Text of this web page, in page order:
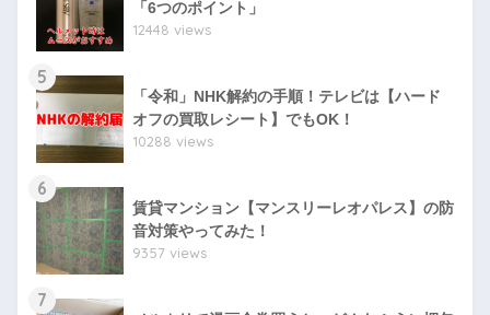
「6つのポイント」
12448 views
5
「令和」NHK解約の手順！テレビは【ハード
オフの買取レシート】でもOK！
10288 views
6
賃貸マンション【マンスリーレオパレス】の防
音対策やってみた！
9357 views
7